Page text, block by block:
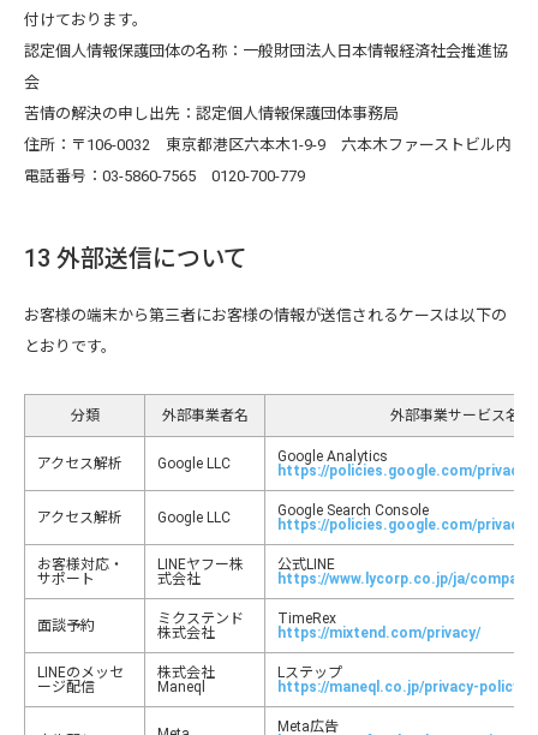
付けております。
認定個人情報保護団体の名称：一般財団法人日本情報経済社会推進協
会
苦情の解決の申し出先：認定個人情報保護団体事務局
住所：〒106-0032 東京都港区六本木1-9-9 六本木ファーストビル内
電話番号：03-5860-7565 0120-700-779
13 外部送信について
お客様の端末から第三者にお客様の情報が送信されるケースは以下の
とおりです。
分類 外部事業者名 外部事業サービス名
アクセス解析 Google LLC
Google Analytics
https://policies.google.com/privacy
アクセス解析 Google LLC
Google Search Console
https://policies.google.com/privacy
お客様対応・
サポート
LINEヤフー株
式会社
公式LINE
https://www.lycorp.co.jp/ja/
面談予約
ミクステンド
株式会社
TimeRex
https://mixtend.com/privacy/
LINEのメッセ
ージ配信
株式会社
Maneql
Lステップ
https://maneql.co.jp/privacy-policy/
Meta広告